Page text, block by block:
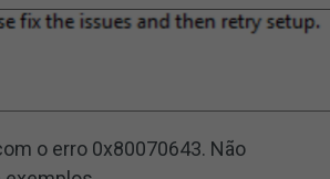
o erro 0x80070643. Não